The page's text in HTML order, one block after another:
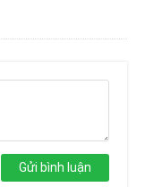
Gửi bình luận